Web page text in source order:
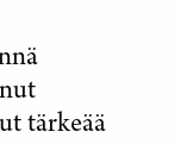
tärkeää